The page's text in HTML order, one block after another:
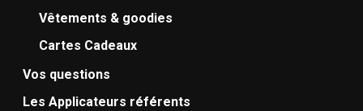
Vêtements & goodies
Cartes Cadeaux
Vos questions
Les Applicateurs référents